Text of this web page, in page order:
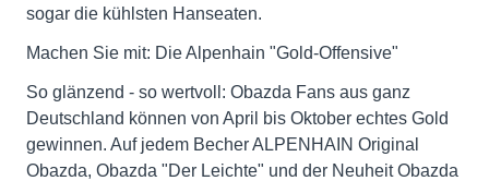
sogar die kühlsten Hanseaten.
Machen Sie mit: Die Alpenhain "Gold-Offensive"
So glänzend - so wertvoll: Obazda Fans aus ganz
Deutschland können von April bis Oktober echtes Gold
gewinnen. Auf jedem Becher ALPENHAIN Original
Obazda, Obazda "Der Leichte" und der Neuheit Obazda